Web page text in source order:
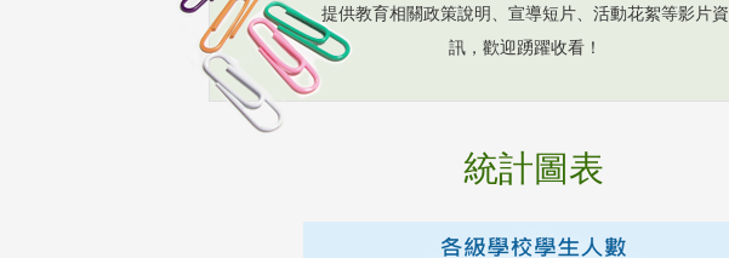
提供教育相關政策說明、宣導短片、活動花絮等影片資
訊，歡迎踴躍收看！
統計圖表